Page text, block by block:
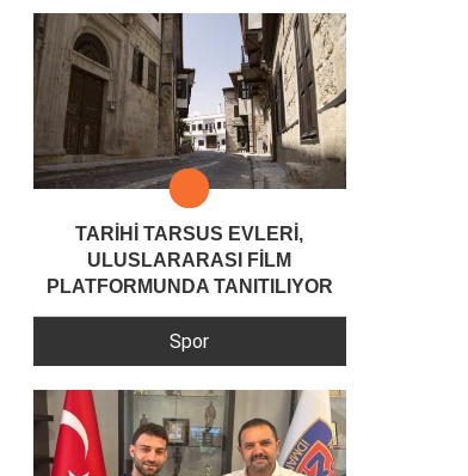
TARİHİ TARSUS EVLERİ,
ULUSLARARASI FİLM
PLATFORMUNDA TANITILIYOR
Spor